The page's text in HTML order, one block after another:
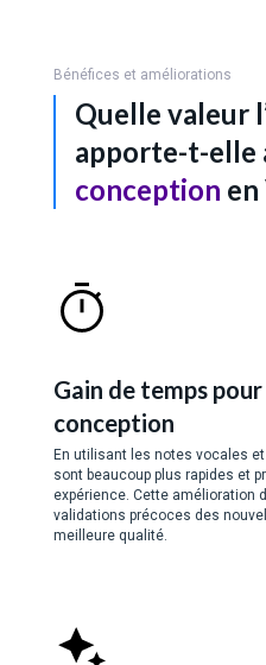
Bénéfices et améliorations
Quelle valeur
apporte-t-elle
conception en
Gain de temps
conception
En utilisant les notes vocales
sont beaucoup plus rapides et
expérience. Cette amélioration
validations précoces des
meilleure qualité.